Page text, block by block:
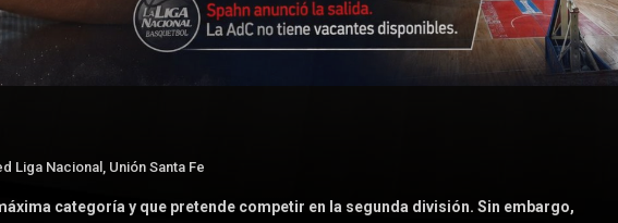
Liga Nacional , Unión Santa Fe
categoría y que pretende competir en la segunda división. Sin embargo,